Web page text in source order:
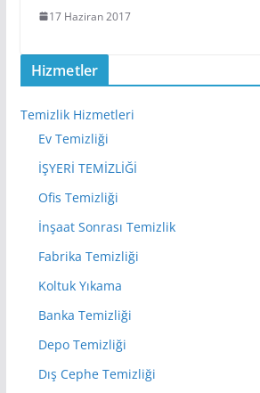
17 Haziran 2017
Hizmetler
Temizlik Hizmetleri
Ev Temizliği
İŞYERİ TEMİZLİĞİ
Ofis Temizliği
İnşaat Sonrası Temizlik
Fabrika Temizliği
Koltuk Yıkama
Banka Temizliği
Depo Temizliği
Dış Cephe Temizliği